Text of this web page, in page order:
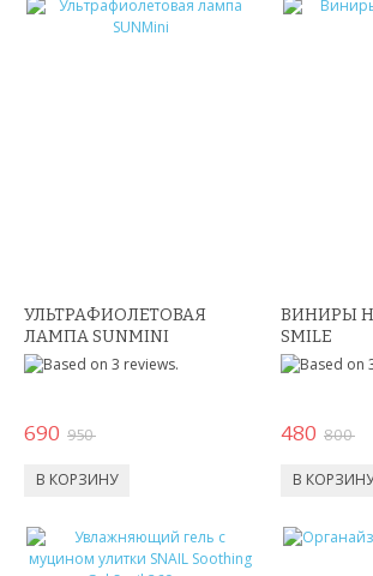
ИГРУШКИ ДЛЯ МАЛЬЧИКОВ
НОВОГОДНИЕ ТОВАРЫ
СВЕТОВЫЕ ШОУ
УЛЬТРАФИОЛЕТОВАЯ
ЛАМПА SUNMINI
690 950
ВИНИРЫ
SMILE
480 800